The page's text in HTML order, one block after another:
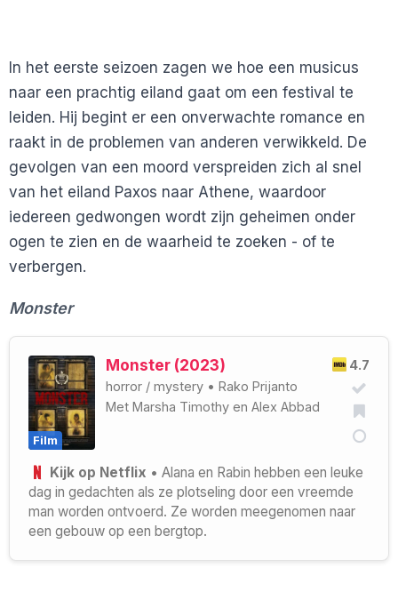
In het eerste seizoen zagen we hoe een musicus
naar een prachtig eiland gaat om een festival te
leiden. Hij begint er een onverwachte romance en
raakt in de problemen van anderen verwikkeld. De
gevolgen van een moord verspreiden zich al snel
van het eiland Paxos naar Athene, waardoor
iedereen gedwongen wordt zijn geheimen onder
ogen te zien en de waarheid te zoeken - of te
verbergen.
Monster
Film
4.7
Monster (2023)
horror / mystery • Rako Prijanto
Met Marsha Timothy en Alex Abbad
Kijk op Netflix • Alana en Rabin hebben een leuke
dag in gedachten als ze plotseling door een vreemde
man worden ontvoerd. Ze worden meegenomen naar
een gebouw op een bergtop.